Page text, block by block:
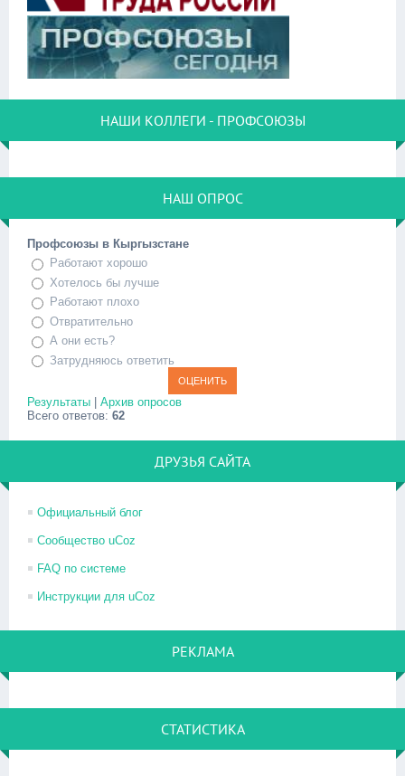
НАШИ КОЛЛЕГИ - ПРОФСОЮЗЫ
НАШ ОПРОС
Профсоюзы в Кыргызстане
Работают хорошо
Хотелось бы лучше
Работают плохо
Отвратительно
А они есть?
Затрудняюсь ответить
Результаты
Архив опросов
Всего ответов: 62
ДРУЗЬЯ САЙТА
Официальный блог
Сообщество uCoz
FAQ по системе
Инструкции для uCoz
РЕКЛАМА
СТАТИСТИКА